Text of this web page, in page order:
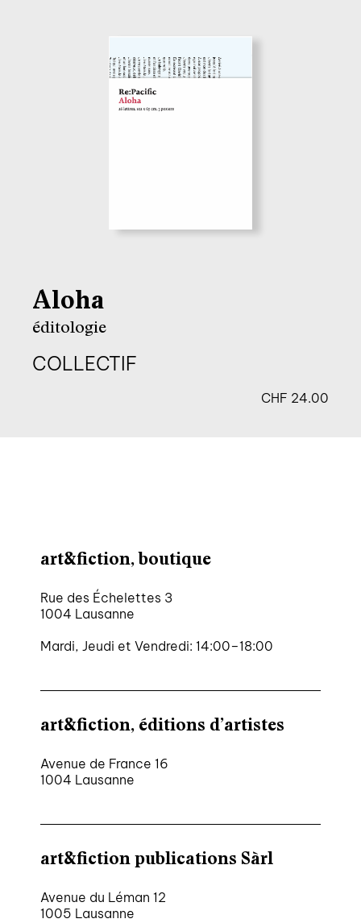
Aloha
éditologie
COLLECTIF
CHF 24.00
art&fiction, boutique
Rue des Échelettes 3
1004 Lausanne
Mardi, Jeudi et Vendredi: 14:00–18:00
art&fiction, éditions d’artistes
Avenue de France 16
1004 Lausanne
art&fiction publications Sàrl
Avenue du Léman 12
1005 Lausanne